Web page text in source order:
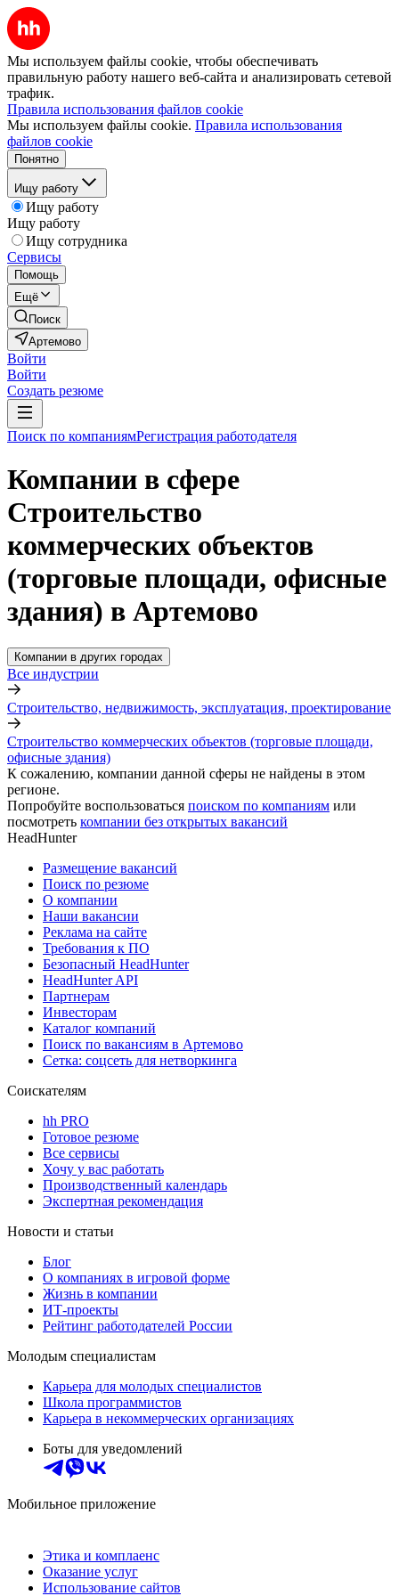
Мы используем файлы cookie, чтобы обеспечивать
правильную работу нашего веб-сайта и анализировать сетевой
трафик.
Правила использования файлов cookie
Мы используем файлы cookie. Правила использования
файлов cookie
Понятно
Ищу работу
Ищу работу
Ищу работу
Ищу сотрудника
Сервисы
Помощь
Ещё
Поиск
Артемово
Войти
Войти
Создать резюме
Поиск по компаниямРегистрация работодателя
Компании в сфере
Строительство
коммерческих объектов
(торговые площади, офисные
здания) в Артемово
Компании в других городах
Все индустрии
Строительство, недвижимость, эксплуатация, проектирование
Строительство коммерческих объектов (торговые площади,
офисные здания)
К сожалению, компании данной сферы не найдены в этом
регионе.
Попробуйте воспользоваться поиском по компаниям или
посмотреть компании без открытых вакансий
HeadHunter
Размещение вакансий
Поиск по резюме
О компании
Наши вакансии
Реклама на сайте
Требования к ПО
Безопасный HeadHunter
HeadHunter API
Партнерам
Инвесторам
Каталог компаний
Поиск по вакансиям в Артемово
Сетка: соцсеть для нетворкинга
Соискателям
hh PRO
Готовое резюме
Все сервисы
Хочу у вас работать
Производственный календарь
Экспертная рекомендация
Новости и статьи
Блог
О компаниях в игровой форме
Жизнь в компании
ИТ-проекты
Рейтинг работодателей России
Молодым специалистам
Карьера для молодых специалистов
Школа программистов
Карьера в некоммерческих организациях
Боты для уведомлений
Мобильное приложение
Этика и комплаенс
Оказание услуг
Использование сайтов